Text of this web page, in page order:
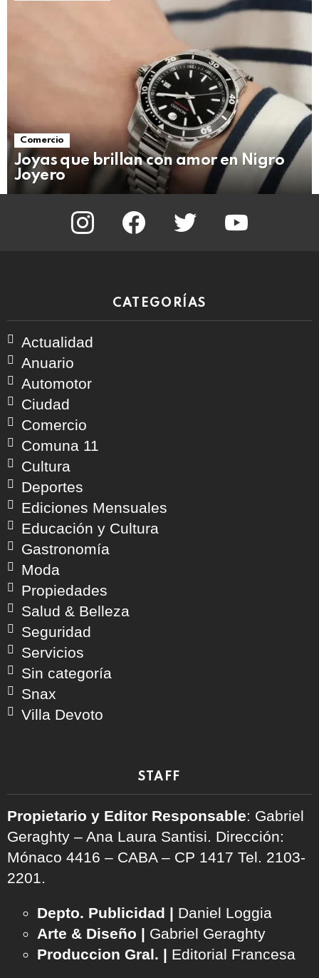
Comercio
Joyas que brillan con amor en Nigro
Joyero
instagram facebook twitter youtube
CATEGORÍAS
Actualidad
Anuario
Automotor
Ciudad
Comercio
Comuna 11
Cultura
Deportes
Ediciones Mensuales
Educación y Cultura
Gastronomía
Moda
Propiedades
Salud & Belleza
Seguridad
Servicios
Sin categoría
Snax
Villa Devoto
STAFF
Propietario y Editor Responsable: Gabriel
Geraghty – Ana Laura Santisi. Dirección:
Mónaco 4416 – CABA – CP 1417 Tel. 2103-
2201.
Depto. Publicidad | Daniel Loggia
Arte & Diseño | Gabriel Geraghty
Produccion Gral. | Editorial Francesa